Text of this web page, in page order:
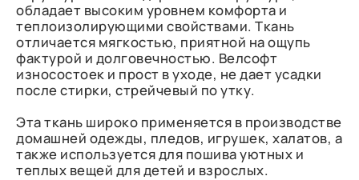
обладает высоким уровнем комфорта и
теплоизолирующими свойствами. Ткань
отличается мягкостью, приятной на ощупь
фактурой и долговечностью. Велсофт
износостоек и прост в уходе, не дает усадки
после стирки, стрейчевый по утку.
Эта ткань широко применяется в производстве
домашней одежды, пледов, игрушек, халатов, а
также используется для пошива уютных и
теплых вещей для детей и взрослых.